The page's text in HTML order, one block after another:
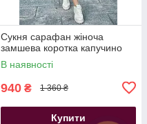
Сукня сарафан жіноча
замшева коротка капучино
В наявності
940 ₴ 1 360 ₴
Купити